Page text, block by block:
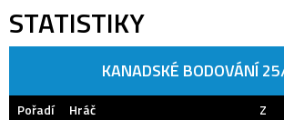
STATISTIKY
KANADSKÉ BODOVÁNÍ
Pořadí Hráč Z